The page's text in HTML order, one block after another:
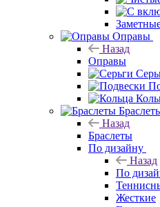
Оправы
Назад
Оправы
Назад
Браслеты
По дизайну
Назад
По
Жесткие